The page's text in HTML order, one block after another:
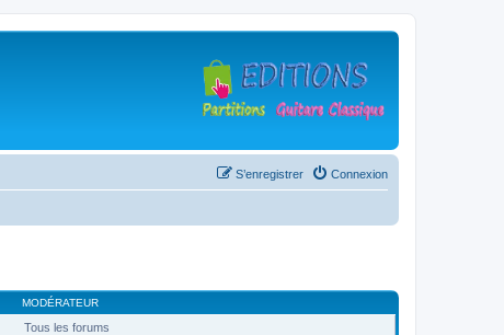
Connexion
S’enregistrer
MODÉRATEUR
Tous les forums